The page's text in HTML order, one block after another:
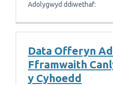
Adolygwyd ddiwethaf:
Data Offeryn
Fframwaith
y Cyhoedd